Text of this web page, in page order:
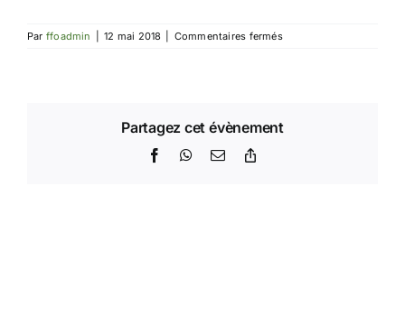
Par ffoadmin 12 mai 2018 Commentaires ferméssur
Partagez cet évènement
FacebookWhatsApp
Email